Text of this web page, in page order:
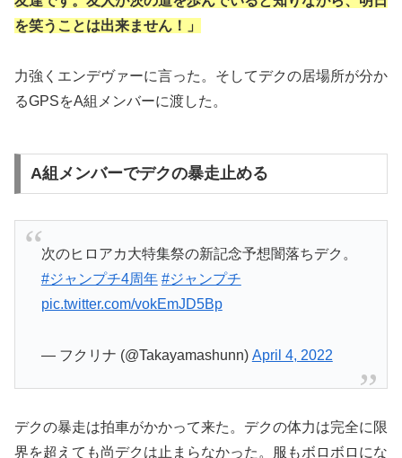
を笑うことは出来ません！」
力強くエンデヴァーに言った。そしてデクの居場所が分か
るGPSをA組メンバーに渡した。
A組メンバーでデクの暴走止める
次のヒロアカ大特集祭の新記念予想闇落ちデク。
#ジャンプチ4周年 #ジャンプチ
pic.twitter.com/vokEmJD5Bp
— フクリナ (@Takayamashunn) April 4, 2022
デクの暴走は拍車がかかって来た。デクの体力は完全に限
界を超えても尚デクは止まらなかった。服もボロボロにな